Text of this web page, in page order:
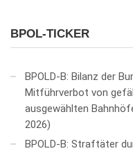
BPOL-TICKER
BPOLD-B: Bilanz der
Mitführverbot von
ausgewählten
2026
BPOLD-B: Straftäter